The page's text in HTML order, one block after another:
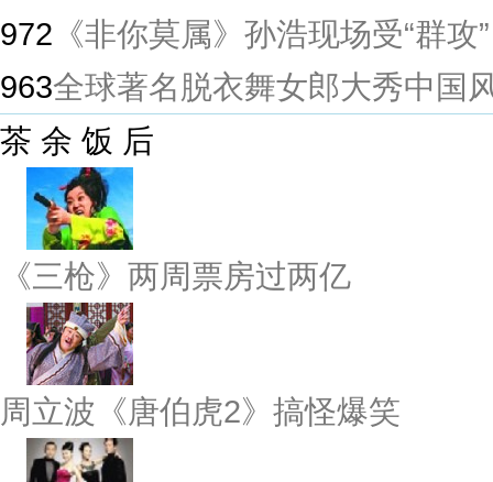
972 《非你莫属》孙浩现场受“群攻”
963全球著名脱衣舞女郎大秀中国
茶 余 饭 后
《三枪》两周票房过两亿
周立波《唐伯虎2》搞怪爆笑